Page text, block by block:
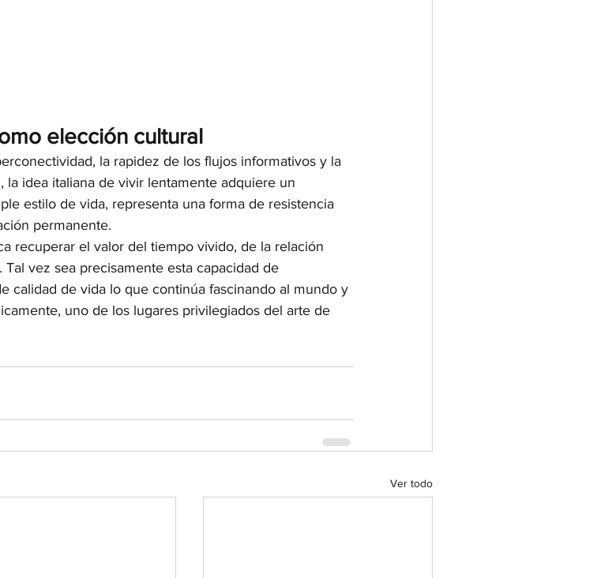
elección cultural
la rapidez de los flujos informativos y la
idea italiana de vivir lentamente adquiere un
estilo de vida, representa una forma de resistencia
permanente.
recuperar el valor del tiempo vivido, de la relación
vez sea precisamente esta capacidad de
calidad de vida lo que continúa fascinando al mundo y
uno de los lugares privilegiados del arte de
Ver todo